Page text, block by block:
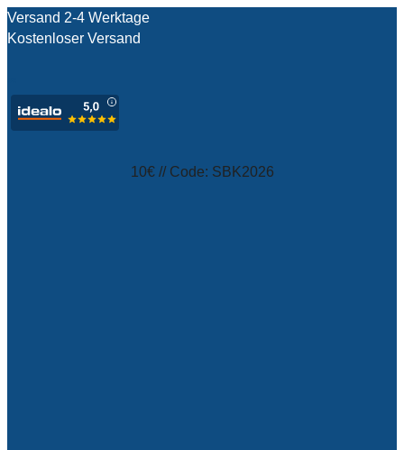
Versand 2-4 Werktage
Kostenloser Versand
10€ // Code: SBK2026